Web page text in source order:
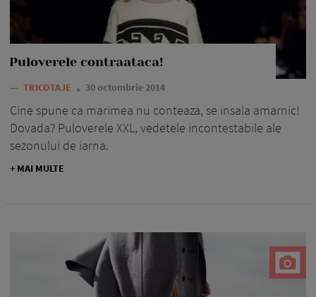
Puloverele contraataca!
— TRICOTAJE 30 octombrie 2014
Cine spune ca marimea nu conteaza, se insala amarnic!
Dovada? Puloverele XXL, vedetele incontestabile ale
sezonului de iarna.
+ MAI MULTE